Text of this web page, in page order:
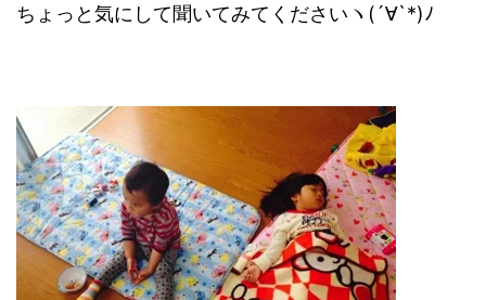
ちょっと気にして聞いてみてくださいヽ(´∀`*)ﾉ